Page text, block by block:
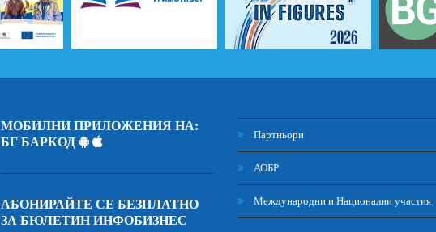
МОБИЛНИ ПРИЛОЖЕНИЯ НА:
БГ БАРКОД
АБОНИРАЙТЕ СЕ БЕЗПЛАТНО
ЗА БЮЛЕТИН ИНФОБИЗНЕС
Партньори
АОБР
Международни и Национални участия